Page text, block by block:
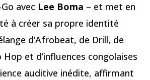
avec Lee Boma – et met en
à créer sa propre identité
d’Afrobeat, de Drill, de
Hop et d’influences congolaises
auditive inédite, affirmant